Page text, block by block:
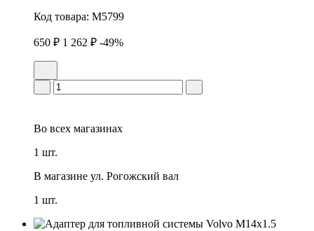
Код товара: M5799
650 ₽ 1 262 ₽ -49%
Во всех магазинах
1 шт.
В магазине ул. Рогожский вал
1 шт.